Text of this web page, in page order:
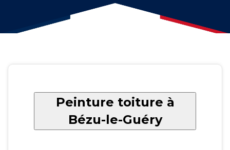
Peinture toiture à
Bézu-le-Guéry